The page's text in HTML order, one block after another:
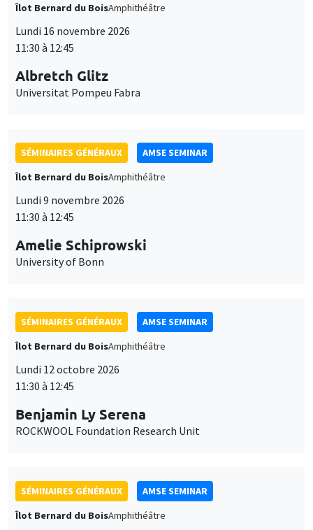
Îlot Bernard du BoisAmphithéâtre
Lundi 16 novembre 2026
11:30 à 12:45
Albretch Glitz
Universitat Pompeu Fabra
SÉMINAIRES GÉNÉRAUX
AMSE SEMINAR
Îlot Bernard du BoisAmphithéâtre
Lundi 9 novembre 2026
11:30 à 12:45
Amelie Schiprowski
University of Bonn
SÉMINAIRES GÉNÉRAUX
AMSE SEMINAR
Îlot Bernard du BoisAmphithéâtre
Lundi 12 octobre 2026
11:30 à 12:45
Benjamin Ly Serena
ROCKWOOL Foundation Research Unit
SÉMINAIRES GÉNÉRAUX
AMSE SEMINAR
Îlot Bernard du BoisAmphithéâtre